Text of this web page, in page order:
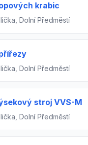
krabic
Dolní Předměstí
Dolní Předměstí
stroj VVS-M
Dolní Předměstí